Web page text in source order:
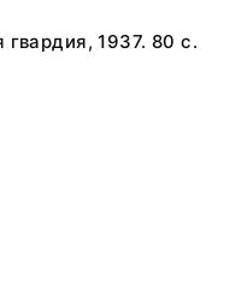
1937. 80 с.